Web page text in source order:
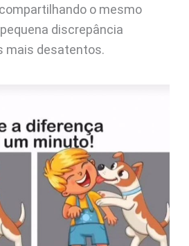
o mesmo
discrepância
mais desatentos.